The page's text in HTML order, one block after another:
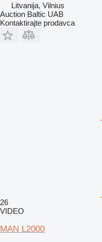
Litvanija, Vilnius
Auction Baltic UAB
Kontaktirajte prodavca
26
VIDEO
MAN L2000